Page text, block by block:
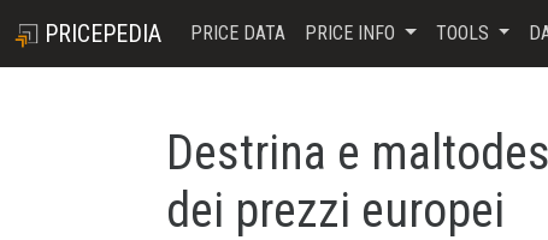
PRICEPEDIA PRICE DATA PRICE INFO TOOLS
Destrina e
dei prezzi europei